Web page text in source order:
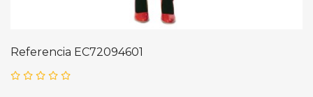
Referencia EC72094601